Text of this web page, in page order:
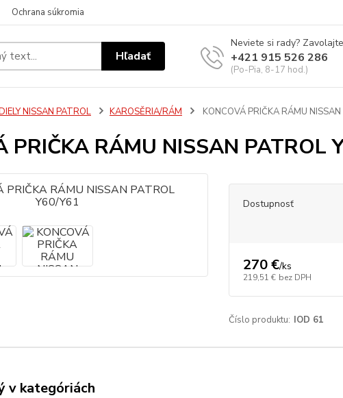
Ochrana súkromia
Hľadať
Neviete si rady?
+421 915 526 286
(Po-Pia, 8-17 hod.)
NISSAN PATROL KAROSĚRIA/RÁM KONCOVÁ PRIČKA RÁMU
PRIČKA RÁMU NISSAN PATROL
Dostupnosť
270 €/ks
219,51 € bez DPH
Číslo produktu: IOD 61
v kategóriách